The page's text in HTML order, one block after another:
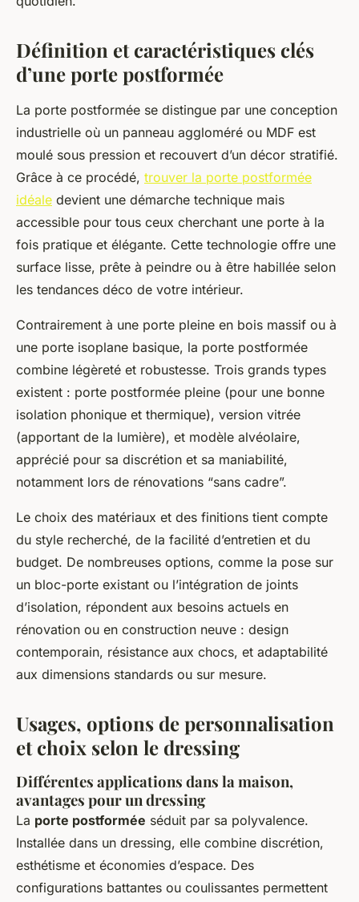
Définition et caractéristiques clés
d’une porte postformée
La porte postformée se distingue par une conception
industrielle où un panneau aggloméré ou MDF est
moulé sous pression et recouvert d’un décor stratifié.
Grâce à ce procédé, trouver la porte postformée
idéale devient une démarche technique mais
accessible pour tous ceux cherchant une porte à la
fois pratique et élégante. Cette technologie offre une
surface lisse, prête à peindre ou à être habillée selon
les tendances déco de votre intérieur.
Contrairement à une porte pleine en bois massif ou à
une porte isoplane basique, la porte postformée
combine légèreté et robustesse. Trois grands types
existent : porte postformée pleine (pour une bonne
isolation phonique et thermique), version vitrée
(apportant de la lumière), et modèle alvéolaire,
apprécié pour sa discrétion et sa maniabilité,
notamment lors de rénovations “sans cadre”.
Le choix des matériaux et des finitions tient compte
du style recherché, de la facilité d’entretien et du
budget. De nombreuses options, comme la pose sur
un bloc-porte existant ou l’intégration de joints
d’isolation, répondent aux besoins actuels en
rénovation ou en construction neuve : design
contemporain, résistance aux chocs, et adaptabilité
aux dimensions standards ou sur mesure.
Usages, options de personnalisation
et choix selon le dressing
Différentes applications dans la maison,
avantages pour un dressing
La porte postformée séduit par sa polyvalence.
Installée dans un dressing, elle combine discrétion,
esthétisme et économies d’espace. Des
configurations battantes ou coulissantes permettent